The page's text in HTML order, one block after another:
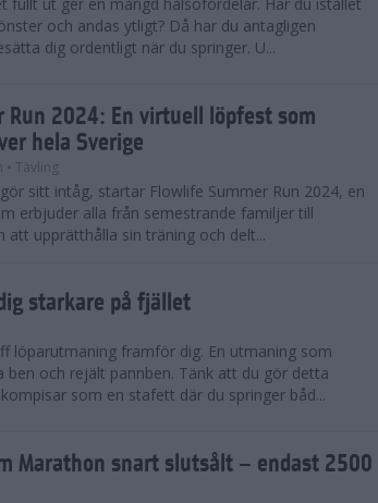
fullt ut ger en mängd hälsofördelar. Har du istället
och andas ytligt? Då har du antagligen
dig ordentligt när du springer. U...
Run 2024: En virtuell löpfest som
hela Sverige
• Tävling
sitt intåg, startar Flowlife Summer Run 2024, en
erbjuder alla från semestrande familjer till
att upprätthålla sin träning och delt...
starkare på fjället
löparutmaning framför dig. En utmaning som
ben och rejält pannben. Tänk att du gör detta
som en stafett där du springer båd...
Marathon snart slutsålt – endast 2500